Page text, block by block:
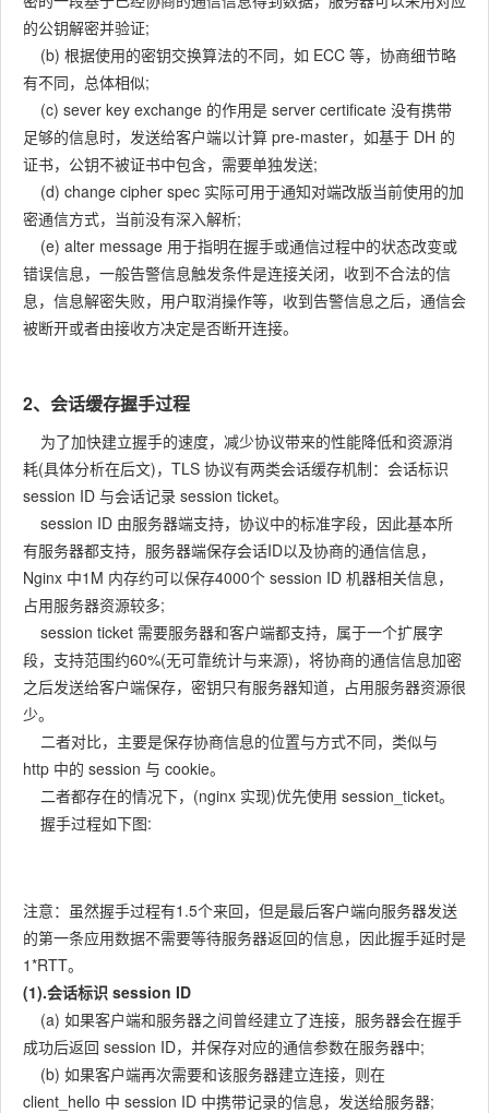
的公钥解密并验证;
(b) 根据使用的密钥交换算法的不同，如 ECC 等，协商细节略
有不同，总体相似;
(c) sever key exchange 的作用是 server certificate 没有携带
足够的信息时，发送给客户端以计算 pre-master，如基于 DH 的
证书，公钥不被证书中包含，需要单独发送;
(d) change cipher spec 实际可用于通知对端改版当前使用的加
密通信方式，当前没有深入解析;
(e) alter message 用于指明在握手或通信过程中的状态改变或
错误信息，一般告警信息触发条件是连接关闭，收到不合法的信
息，信息解密失败，用户取消操作等，收到告警信息之后，通信会
被断开或者由接收方决定是否断开连接。
2、会话缓存握手过程
为了加快建立握手的速度，减少协议带来的性能降低和资源消
耗(具体分析在后文)，TLS 协议有两类会话缓存机制：会话标识
session ID 与会话记录 session ticket。
session ID 由服务器端支持，协议中的标准字段，因此基本所
有服务器都支持，服务器端保存会话ID以及协商的通信信息，
Nginx 中1M 内存约可以保存4000个 session ID 机器相关信息，
占用服务器资源较多;
session ticket 需要服务器和客户端都支持，属于一个扩展字
段，支持范围约60%(无可靠统计与来源)，将协商的通信信息加密
之后发送给客户端保存，密钥只有服务器知道，占用服务器资源很
少。
二者对比，主要是保存协商信息的位置与方式不同，类似与
http 中的 session 与 cookie。
二者都存在的情况下，(nginx 实现)优先使用 session_ticket。
握手过程如下图:
注意：虽然握手过程有1.5个来回，但是最后客户端向服务器发送
的第一条应用数据不需要等待服务器返回的信息，因此握手延时是
1*RTT。
(1).会话标识 session ID
(a) 如果客户端和服务器之间曾经建立了连接，服务器会在握手
成功后返回 session ID，并保存对应的通信参数在服务器中;
(b) 如果客户端再次需要和该服务器建立连接，则在
client_hello 中 session ID 中携带记录的信息，发送给服务器;